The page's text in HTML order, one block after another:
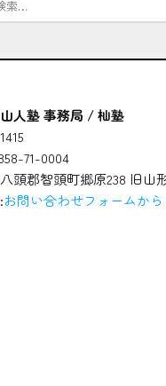
人塾 事務局 / 杣塾
71-0004
頭郡智頭町郷原238 旧山
お問い合わせフォームか